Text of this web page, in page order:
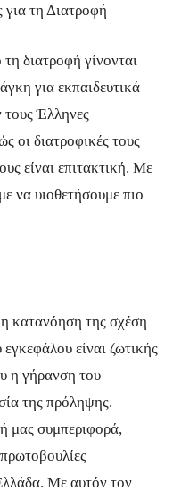
τη Διατροφή
διατροφή γίνονται
για εκπαιδευτικά
Έλληνες
οι διατροφικές τους
είναι επιτακτική. Με
να υιοθετήσουμε πιο
κατανόηση της σχέση
είναι ζωτικής
η γήρανση του
της πρόληψης.
μας συμπεριφορά,
Με αυτόν τον